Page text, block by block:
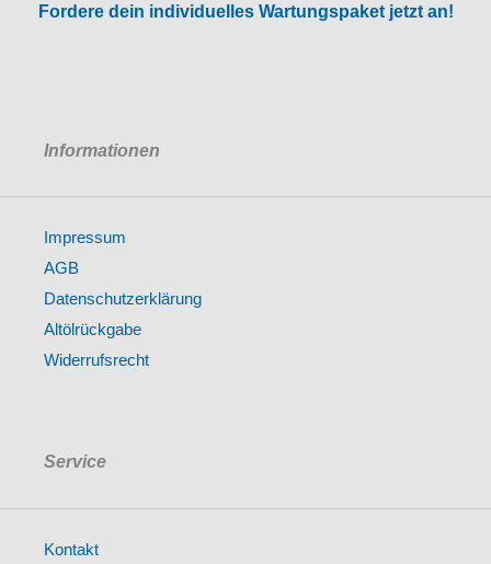
Fordere dein individuelles Wartungspaket jetzt an!
Informationen
Impressum
AGB
Datenschutzerklärung
Altölrückgabe
Widerrufsrecht
Service
Kontakt